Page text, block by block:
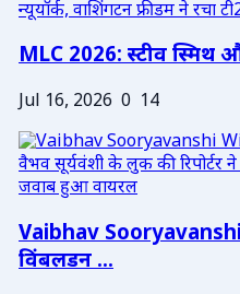
MLC 2026: स्टीव स्मिथ
Jul 16, 2026 0 14
Vaibhav
विंबलडन ...